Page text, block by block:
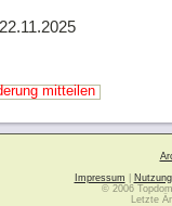
mitteilen
Impressum
© 2006
Letzte